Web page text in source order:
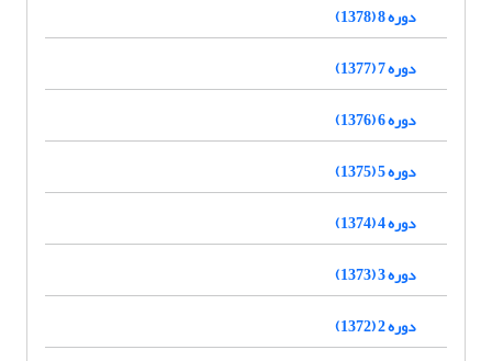
دوره 8 (1378)
دوره 7 (1377)
دوره 6 (1376)
دوره 5 (1375)
دوره 4 (1374)
دوره 3 (1373)
دوره 2 (1372)